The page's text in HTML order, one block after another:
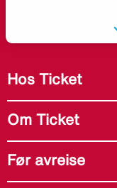
Hos Ticket
Om Ticket
Før avreise